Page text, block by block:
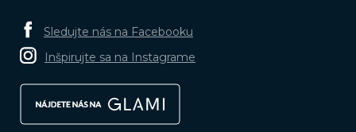
Sledujte nás na Facebooku
Inšpirujte sa na Instagrame